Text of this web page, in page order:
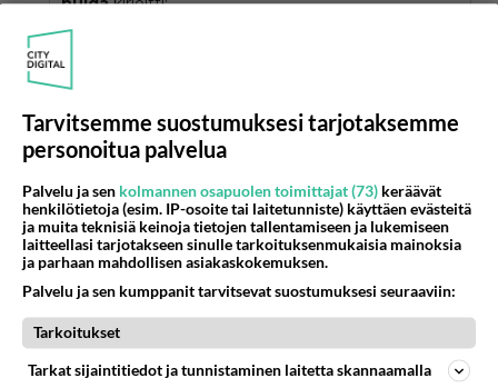
siis n-y-r-k-k-i-p-o-s-t-i
hei hulda oletko mies tai nainen kerro lisää jä ana
muulle
osoitesi jos haluat!!!!!!!!!
welat
2001-02-13 11:32:00
huldakirjoitti:
siis n-y-r-k-k-i-p-o-s-t-i
Tarvitsemme suostumuksesi tarjotaksemme
personoitua palvelua
Palvelu ja sen kolmannen osapuolen toimittajat (73) keräävät
henkilötietoja (esim. IP-osoite tai laitetunniste) käyttäen evästeitä
ja muita teknisiä keinoja tietojen tallentamiseen ja lukemiseen
laitteellasi tarjotakseen sinulle tarkoituksenmukaisia mainoksia
ja parhaan mahdollisen asiakaskokemuksen.
Palvelu ja sen kumppanit tarvitsevat suostumuksesi seuraaviin:
Tarkoitukset
Tarkat sijaintitiedot ja tunnistaminen laitetta skannaamalla